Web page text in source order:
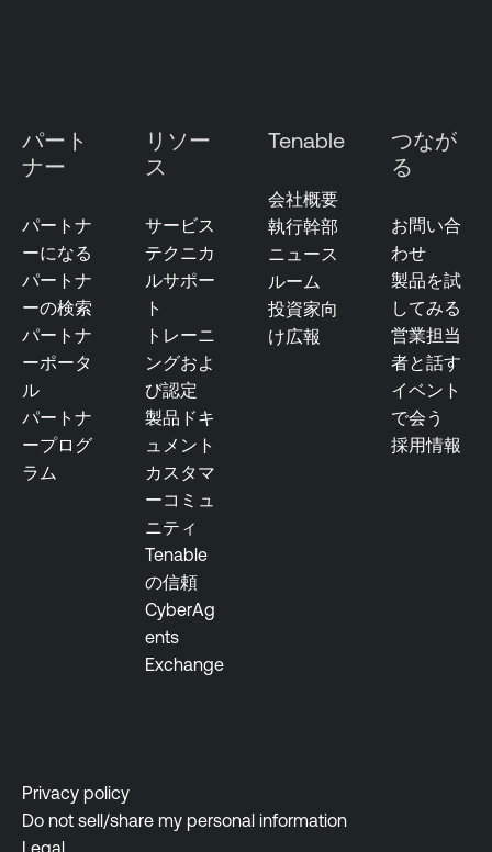
パート
ナー
パートナ
ーになる
パートナ
ーの検索
パートナ
ーポータ
ル
パートナ
ープログ
ラム
リソー
ス
サービス
テクニカ
ルサポー
ト
トレーニ
ングおよ
び認定
製品ドキ
ュメント
カスタマ
ーコミュ
ニティ
Tenable
の信頼
CyberAg
ents
Exchange
Tenable
会社概要
執行幹部
ニュース
ルーム
投資家向
け広報
つなが
る
お問い合
わせ
製品を試
してみる
営業担当
者と話す
イベント
で会う
採用情報
Privacy policy
Do not sell/share my personal information